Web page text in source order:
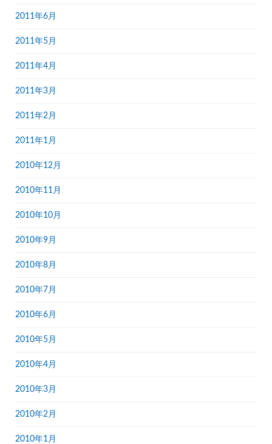
2011年6月
2011年5月
2011年4月
2011年3月
2011年2月
2011年1月
2010年12月
2010年11月
2010年10月
2010年9月
2010年8月
2010年7月
2010年6月
2010年5月
2010年4月
2010年3月
2010年2月
2010年1月